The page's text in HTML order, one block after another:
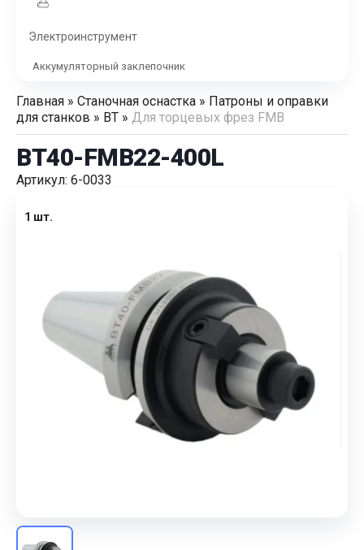
Электроинструмент
Аккумуляторный заклепочник
Главная » Станочная оснастка » Патроны и оправки
для станков » BT » Для торцевых фрез FMB
BT40-FMB22-400L
Артикул: 6-0033
1 шт.